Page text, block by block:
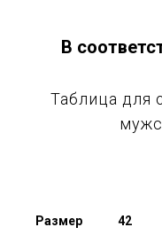
В
Таблица для
Размер 42